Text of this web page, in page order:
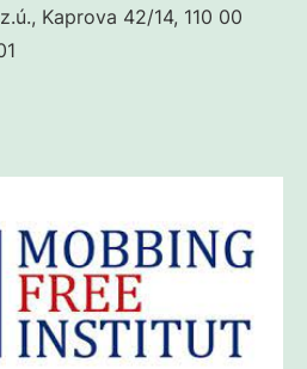
Kaprova 42/14, 110 00